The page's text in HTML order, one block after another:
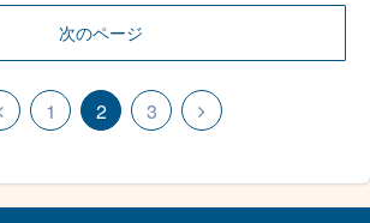
次のページ
1 2 3